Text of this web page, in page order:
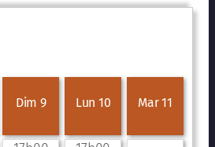
Dim 9 Lun 10 Mar 11